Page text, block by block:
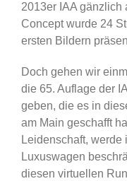
2013er IAA gänzlich
Concept wurde 24
ersten Bildern
Doch gehen wir
die 65. Auflage der
geben, die es in
am Main geschafft
Leidenschaft, werde
Luxuswagen
diesen virtuellen